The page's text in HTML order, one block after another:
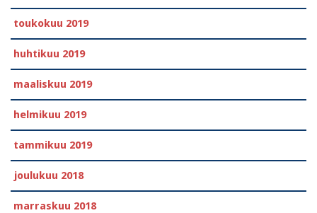
toukokuu 2019
huhtikuu 2019
maaliskuu 2019
helmikuu 2019
tammikuu 2019
joulukuu 2018
marraskuu 2018